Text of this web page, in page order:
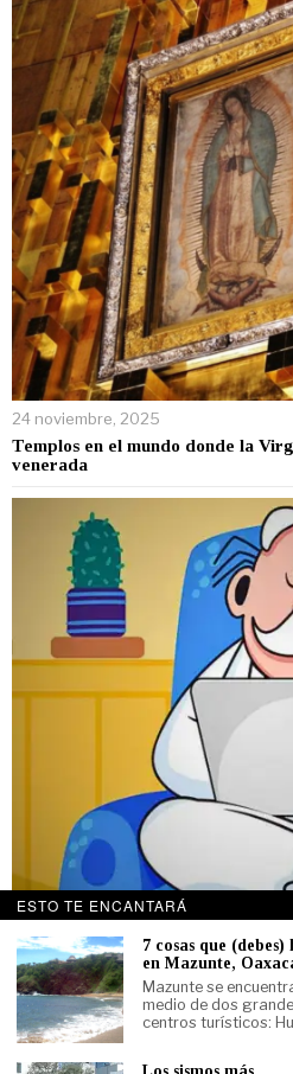
24 noviembre, 2025
Templos en el mundo donde la
venerada
17 junio, 2025
Simi Café: Todo sobre la
menú, precios y ubicación
ESTO TE ENCANTARÁ
7 cosas que (debes)
en Mazunte,
Mazunte se
medio de dos
centros turísticos: